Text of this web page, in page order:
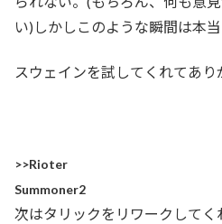
い)しかしこのような瞬間は本当
スウェインを試してくれてあり
>>Rioter
Summoner2
次はタリックをリワークしてく